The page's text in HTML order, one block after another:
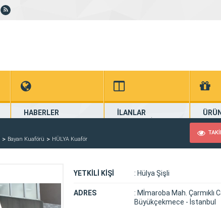
HABERLER
Firmalardan Haberler
İLANLAR
Güncel Seri İlanlar
Bayan Kuaförü HÜLYA Kuaför
YETKİLİ KİŞİ : Hülya Şişli
ADRES : Mİmaroba Mah. Çarmıklı
Büyükçekmece - İstanbul